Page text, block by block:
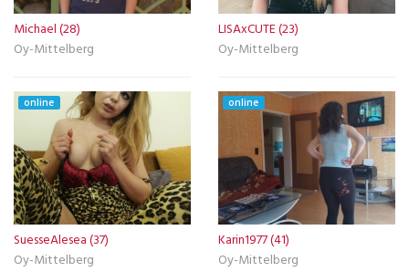
Michael (28)
Oy-Mittelberg
LISAxCUTE (23)
Oy-Mittelberg
online
SuesseAlesea (37)
Oy-Mittelberg
online
Karin1977 (41)
Oy-Mittelberg